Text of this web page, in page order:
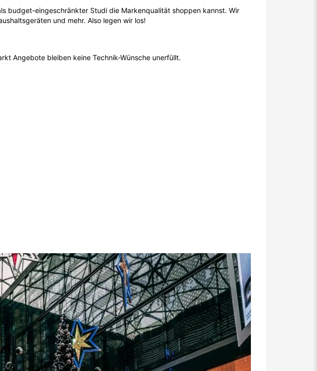
budget-eingeschränkter Studi die Markenqualität shoppen kannst. Wir
und mehr. Also legen wir los!
Angebote bleiben keine Technik-Wünsche unerfüllt.